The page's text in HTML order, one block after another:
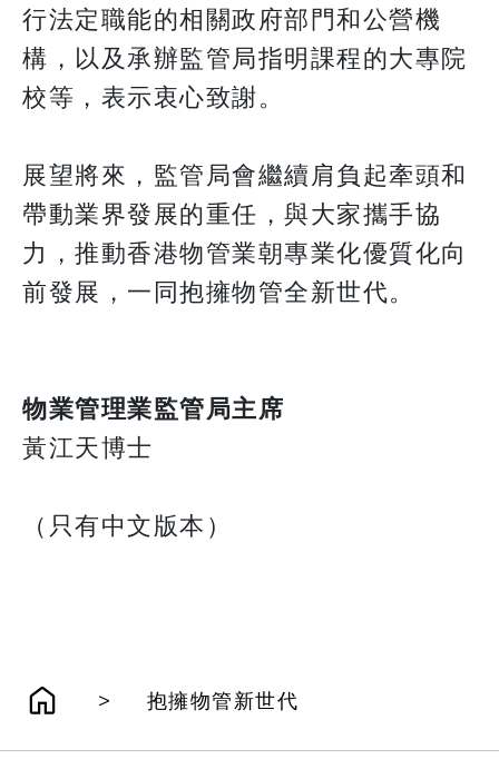
行法定職能的相關政府部門和公營機
構，以及承辦監管局指明課程的大專院
校等，表示衷心致謝。
展望將來，監管局會繼續肩負起牽頭和
帶動業界發展的重任，與大家攜手協
力，推動香港物管業朝專業化優質化向
前發展，一同抱擁物管全新世代。
物業管理業監管局主席
黃江天博士
（只有中文版本）
> 抱擁物管新世代